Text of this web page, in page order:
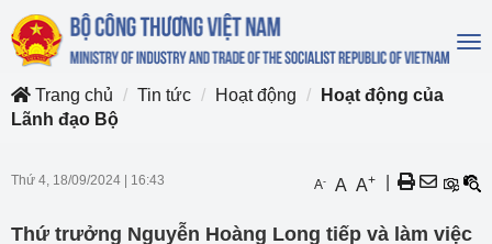
Trang chủ
Tin tức Hoạt động
Hoạt động của
Lãnh đạo Bộ
Thứ 4, 18/09/2024 16:43 A- A A+
Thứ trưởng Nguyễn Hoàng Long tiếp và làm việc